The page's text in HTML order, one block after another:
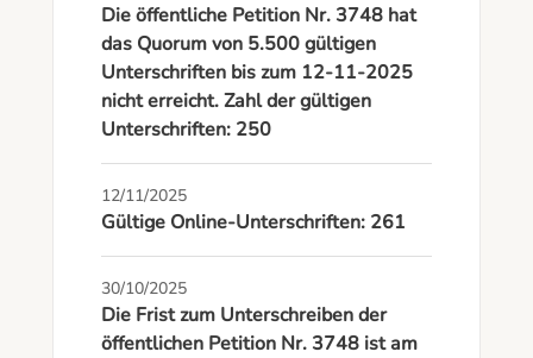
Die öffentliche Petition Nr. 3748 hat
das Quorum von 5.500 gültigen
Unterschriften bis zum 12-11-2025
nicht erreicht. Zahl der gültigen
Unterschriften: 250
12/11/2025
Gültige Online-Unterschriften: 261
30/10/2025
Die Frist zum Unterschreiben der
öffentlichen Petition Nr. 3748 ist am